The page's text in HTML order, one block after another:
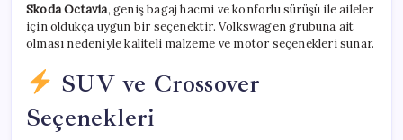
Skoda Octavia, geniş bagaj hacmi ve konforlu sürüşü ile aileler
için oldukça uygun bir seçenektir. Volkswagen grubuna ait
olması nedeniyle kaliteli malzeme ve motor seçenekleri sunar.
SUV ve Crossover
Seçenekleri